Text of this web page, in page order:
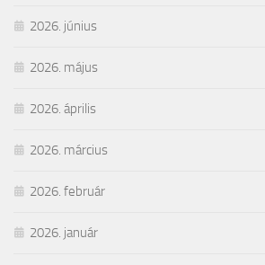
2026. június
2026. május
2026. április
2026. március
2026. február
2026. január